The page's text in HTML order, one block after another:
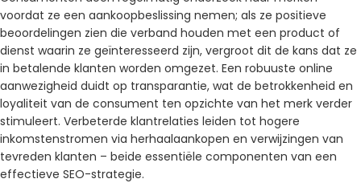
voordat ze een aankoopbeslissing nemen; als ze positieve
beoordelingen zien die verband houden met een product of
dienst waarin ze geïnteresseerd zijn, vergroot dit de kans dat ze
in betalende klanten worden omgezet. Een robuuste online
aanwezigheid duidt op transparantie, wat de betrokkenheid en
loyaliteit van de consument ten opzichte van het merk verder
stimuleert. Verbeterde klantrelaties leiden tot hogere
inkomstenstromen via herhaalaankopen en verwijzingen van
tevreden klanten – beide essentiële componenten van een
effectieve SEO-strategie.